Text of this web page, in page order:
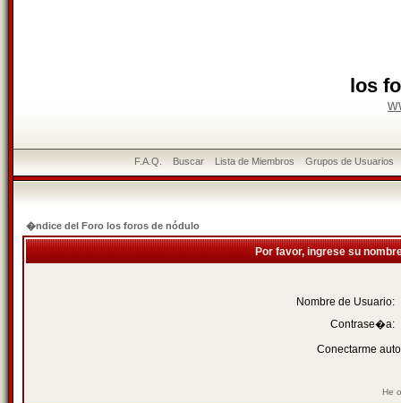
los
F.A.Q. Buscar Lista de Miembros Grupos de Usuarios
�ndice del Foro los foros de nódulo
Por favor, ingrese su
Nombre de Usuario:
Contrase�a:
Conectarme
He